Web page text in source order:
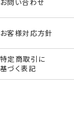
お客様対応方針
特定商取引に
基づく表記